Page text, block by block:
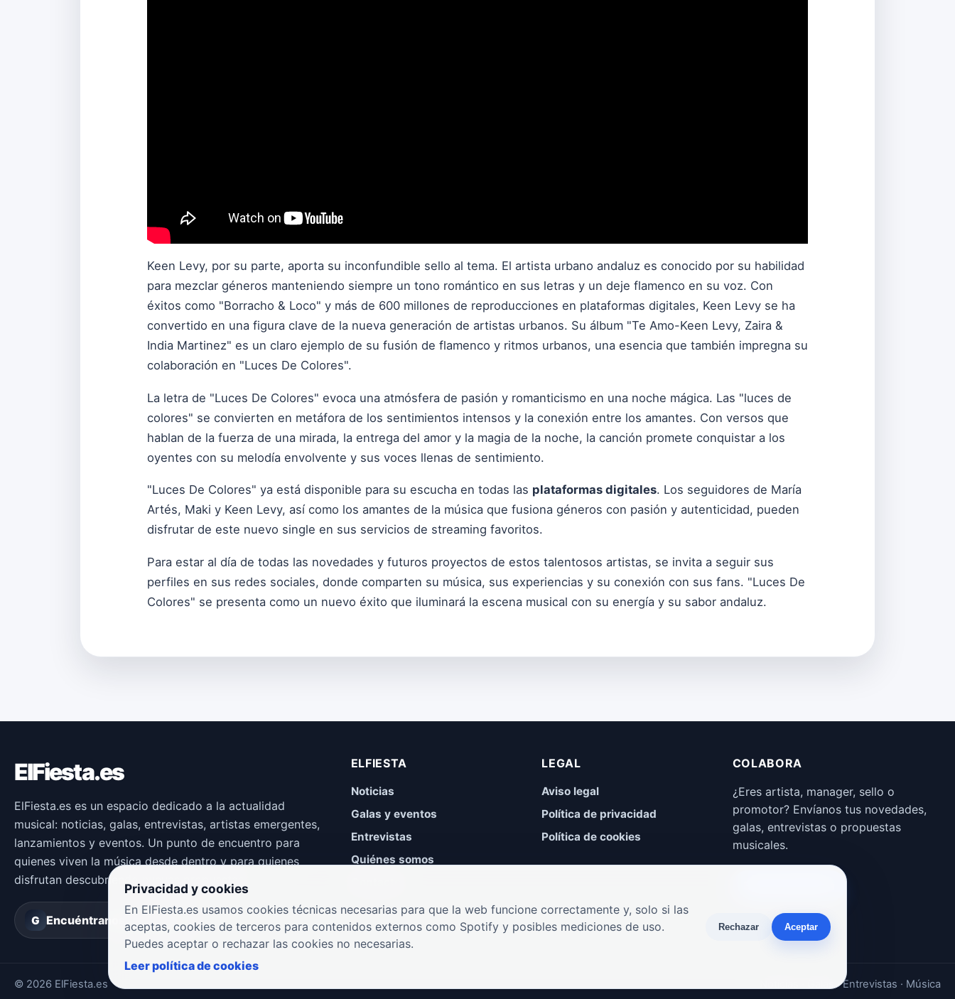
Keen Levy, por su parte, aporta su inconfundible sello al tema. El artista urbano andaluz es conocido por su habilidad
para mezclar géneros manteniendo siempre un tono romántico en sus letras y un deje flamenco en su voz. Con
éxitos como "Borracho & Loco" y más de 600 millones de reproducciones en plataformas digitales, Keen Levy se ha
convertido en una figura clave de la nueva generación de artistas urbanos. Su álbum "Te Amo-Keen Levy, Zaira &
India Martinez" es un claro ejemplo de su fusión de flamenco y ritmos urbanos, una esencia que también impregna su
colaboración en "Luces De Colores".
La letra de "Luces De Colores" evoca una atmósfera de pasión y romanticismo en una noche mágica. Las "luces de
colores" se convierten en metáfora de los sentimientos intensos y la conexión entre los amantes. Con versos que
hablan de la fuerza de una mirada, la entrega del amor y la magia de la noche, la canción promete conquistar a los
oyentes con su melodía envolvente y sus voces llenas de sentimiento.
"Luces De Colores" ya está disponible para su escucha en todas las plataformas digitales. Los seguidores de María
Artés, Maki y Keen Levy, así como los amantes de la música que fusiona géneros con pasión y autenticidad, pueden
disfrutar de este nuevo single en sus servicios de streaming favoritos.
Para estar al día de todas las novedades y futuros proyectos de estos talentosos artistas, se invita a seguir sus
perfiles en sus redes sociales, donde comparten su música, sus experiencias y su conexión con sus fans. "Luces De
Colores" se presenta como un nuevo éxito que iluminará la escena musical con su energía y su sabor andaluz.
ElFiesta.es
ElFiesta.es es un espacio dedicado a la actualidad
musical: noticias, galas, entrevistas, artistas emergentes,
lanzamientos y eventos. Un punto de encuentro para
quienes viven la música desde dentro y para quienes
disfrutan descubriendo nuevas propuestas.
G Encuéntranos en Groover
ELFIESTA
Noticias
Galas y eventos
Entrevistas
Quiénes somos
LEGAL
Aviso legal
Política de privacidad
Política de cookies
COLABORA
¿Eres artista, manager, sello o
promotor? Envíanos tus novedades,
galas, entrevistas o propuestas
musicales.
© 2026 ElFiesta.es Noticias · Galas · Entrevistas · Música
Privacidad y cookies
En ElFiesta.es usamos cookies técnicas necesarias para que la web funcione correctamente y, solo si las
aceptas, cookies de terceros para contenidos externos como Spotify y posibles mediciones de uso.
Puedes aceptar o rechazar las cookies no necesarias.
Leer política de cookies
Rechazar Aceptar